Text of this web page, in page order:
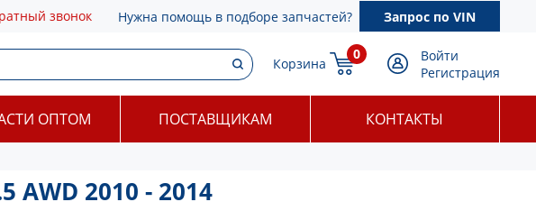
звонок Нужна помощь в подборе запчастей? Запрос по VIN
Корзина
0
Войти
Регистрация
ОПТОМ ПОСТАВЩИКАМ КОНТАКТЫ
AWD 2010 - 2014